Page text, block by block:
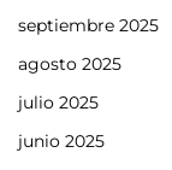
septiembre 2025
agosto 2025
julio 2025
junio 2025